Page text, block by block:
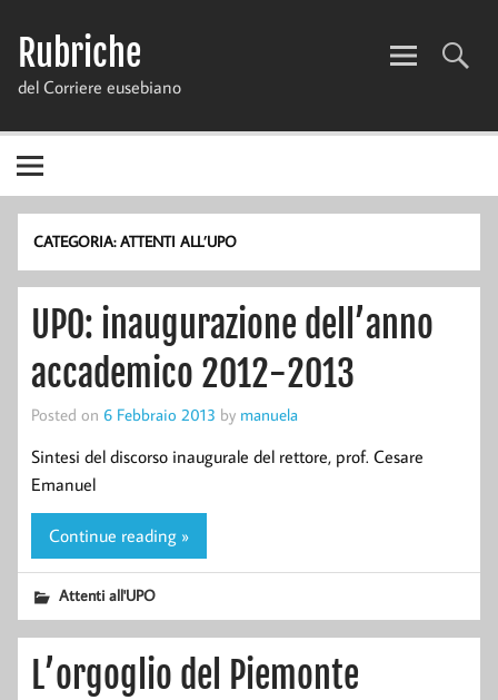
contentRubriche
del Corriere eusebiano
CATEGORIA:ATTENTI ALL’UPO
UPO: inaugurazione dell’anno
accademico 2012-2013
Posted on 6 Febbraio 2013 by manuela
Sintesi del discorso inaugurale del rettore, prof. Cesare
Emanuel
Continue reading »
Attenti all'UPO
L’orgoglio del Piemonte